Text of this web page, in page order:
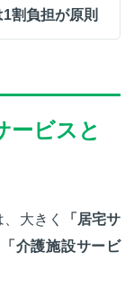
割負担が原則
ービスと
大きく
「居宅サ
「介護施設サービ